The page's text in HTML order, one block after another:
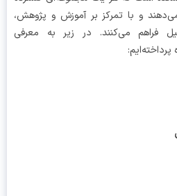
و با تمرکز بر آموزش و پژوهش،
می‌کنند. در زیر به معرفی